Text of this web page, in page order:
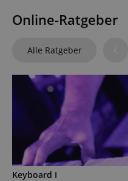
Online-Ratgeber
Alle Ratgeber
Keyboard I